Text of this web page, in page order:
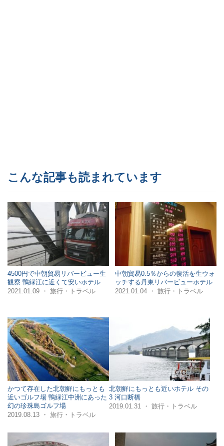
こんな記事も読まれています
4500円で中朝貿易リバービュー生
観察 鴨緑江に近くて安いホテル
2021.01.09 ・ 旅行・トラベル
中朝貿易0.5％からの復活を生ウォ
ッチする丹東リバービューホテル
2021.01.04 ・旅行・トラベル
かつて存在した北朝鮮にもっとも
近いゴルフ場 鴨緑江中洲にあった
幻の珍珠島ゴルフ場
2019.08.13 ・ 旅行・トラベル
北朝鮮にもっとも近いホテル その
3 河口断橋
2019.01.31 ・ 旅行・トラベル